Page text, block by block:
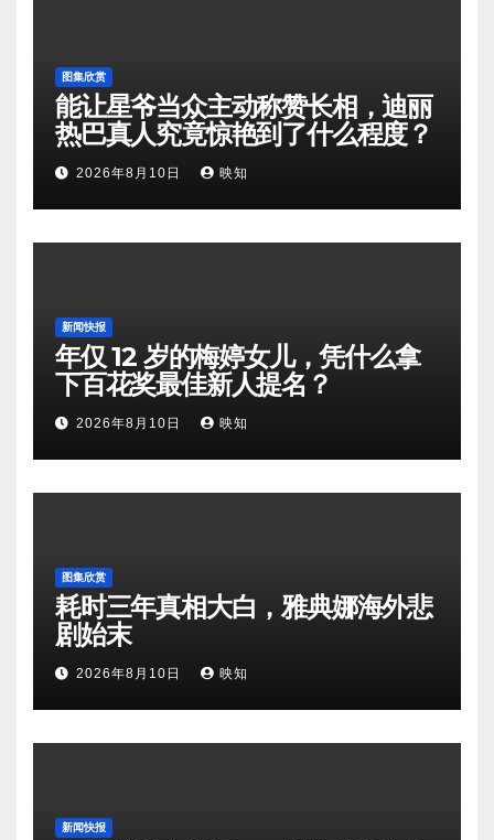
图集欣赏
能让星爷当众主动称赞长相，迪丽
热巴真人究竟惊艳到了什么程度？
2026年8月10日 映知
新闻快报
年仅 12 岁的梅婷女儿，凭什么拿
下百花奖最佳新人提名？
2026年8月10日 映知
图集欣赏
耗时三年真相大白，雅典娜海外悲
剧始末
2026年8月10日 映知
新闻快报